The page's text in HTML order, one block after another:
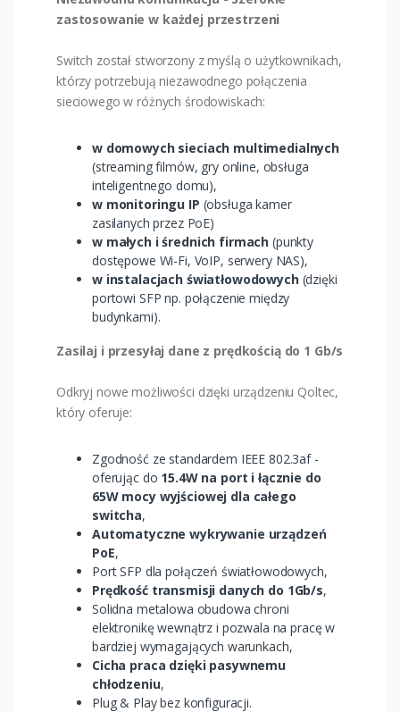
zastosowanie w każdej przestrzeni
Switch został stworzony z myślą o użytkownikach,
którzy potrzebują niezawodnego połączenia
sieciowego w różnych środowiskach:
w domowych sieciach multimedialnych
(streaming filmów, gry online, obsługa
inteligentnego domu),
w monitoringu IP (obsługa kamer
zasilanych przez PoE)
w małych i średnich firmach (punkty
dostępowe Wi-Fi, VoIP, serwery NAS),
w instalacjach światłowodowych (dzięki
portowi SFP np. połączenie między
budynkami).
Zasilaj i przesyłaj dane z prędkością do 1 Gb/s
Odkryj nowe możliwości dzięki urządzeniu Qoltec,
który oferuje:
Zgodność ze standardem IEEE 802.3af -
oferując do 15.4W na port i łącznie do
65W mocy wyjściowej dla całego
switcha,
Automatyczne wykrywanie urządzeń
PoE,
Port SFP dla połączeń światłowodowych,
Prędkość transmisji danych do 1Gb/s,
Solidna metalowa obudowa chroni
elektronikę wewnątrz i pozwala na pracę w
bardziej wymagających warunkach,
Cicha praca dzięki pasywnemu
chłodzeniu,
Plug & Play bez konfiguracji.